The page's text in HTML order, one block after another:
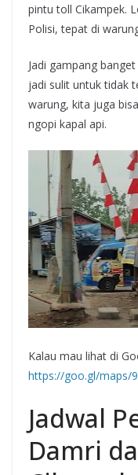
pintu toll Cikampek.
Polisi, tepat di
Jadi gampang
jadi sulit untuk tidak
warung, kita juga
ngopi kapal api.
Kalau mau lihat di
https://goo.gl/maps/
Jadwal
Damri